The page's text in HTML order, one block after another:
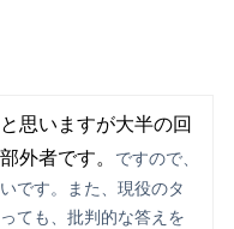
思いますが大半の回
外者です。
ですので、
です。また、現役のタ
ても、批判的な答えを